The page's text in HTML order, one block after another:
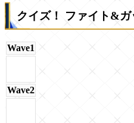
クイズ！ ファイト&
Wave1
Wave2